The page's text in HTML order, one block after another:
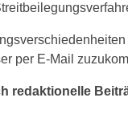
per E-Mail
redaktionelle